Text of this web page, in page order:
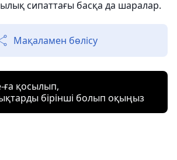
сипаттағы басқа да шаралар.
Мақаламен бөлісу
ға қосылып,
бірінші болып оқыңыз